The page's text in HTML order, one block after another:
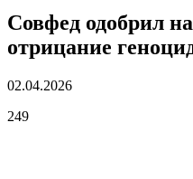
Совфед одобрил
отрицание
02.04.2026
249